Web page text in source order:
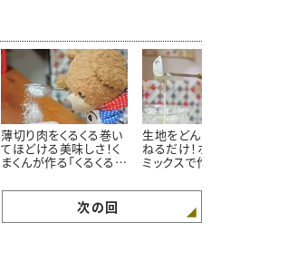
薄切り肉をくるくる巻い
てほどける美味しさ！く
まくんが作る「くるくるチ
生地をどんどん焼き重
ねるだけ！ホットケーキ
ミックスで作れるくまく
ヘン」レシピ
次の回